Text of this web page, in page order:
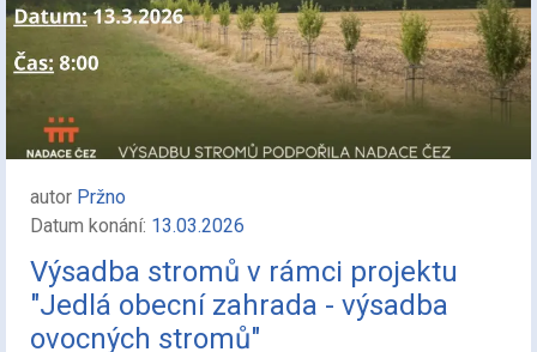
autor Pržno
Datum konání: 13.03.2026
Výsadba stromů v rámci projektu
"Jedlá obecní zahrada - výsadba
ovocných stromů"